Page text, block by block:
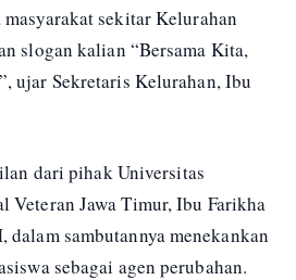
sekitar Kelurahan
slogan kalian “Bersama Kita,
ujar Sekretaris Kelurahan, Ibu
dari pihak Universitas
Veteran Jawa Timur, Ibu Farikha
sambutannya menekankan
sebagai agen perubahan.